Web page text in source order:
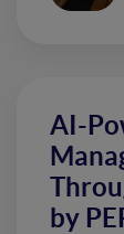
AI-
by